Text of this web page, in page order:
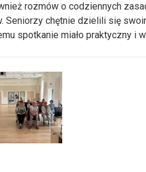
rozmów o codziennych
Seniorzy chętnie dzielili się
spotkanie miało praktyczny i